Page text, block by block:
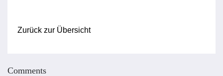
Zurück zur Übersicht
Comments